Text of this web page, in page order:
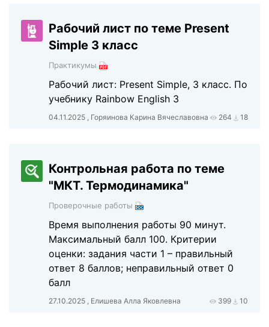
Рабочий лист по теме Present
Simple 3 класс
Практикумы
Рабочий лист: Present Simple, 3 класс. По
учебнику Rainbow English 3
04.11.2025 , Горяинова Карина Вячеславовна 264 18
Контрольная работа по теме
"МКТ. Термодинамика"
Проверочные работы
Время выполнения работы 90 минут.
Максимальный балл 100. Критерии
оценки: задания части 1 – правильный
ответ 8 баллов; неправильный ответ 0
балл
27.10.2025 , Елишева Алла Яковлевна 399 10